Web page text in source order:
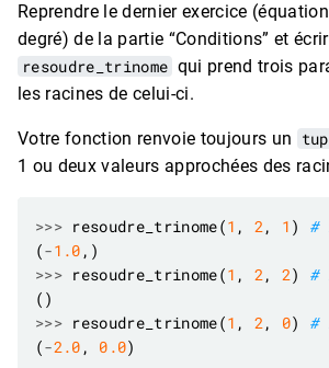
Reprendre le dernier exercice
degré) de la partie “Conditions” et
resoudre_trinome qui prend trois
les racines de celui-ci.
Votre fonction renvoie toujours un
1 ou deux valeurs approchées des
>>> resoudre_trinome(1 , 2, 1 ) #
(-1.0
>>> resoudre_trinome(1 , 2, 2) #
>>> resoudre_trinome(1 , 2, 0) #
(-2.0 , 0.0